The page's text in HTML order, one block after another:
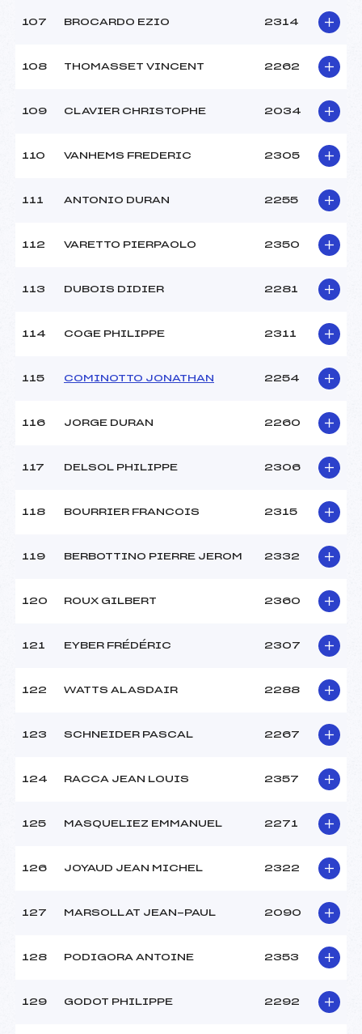
107 BROCARDO EZIO 2314
108 THOMASSET VINCENT 2262
109 CLAVIER CHRISTOPHE 2034
110 VANHEMS FREDERIC 2305
111 ANTONIO DURAN 2255
112 VARETTO PIERPAOLO 2350
113 DUBOIS DIDIER 2281
114 COGE PHILIPPE 2311
115 COMINOTTO JONATHAN 2254
116 JORGE DURAN 2260
117 DELSOL PHILIPPE 2306
118 BOURRIER FRANCOIS 2315
119 BERBOTTINO PIERRE JEROM 2332
120 ROUX GILBERT 2360
121 EYBER FRÉDÉRIC 2307
122 WATTS ALASDAIR 2288
123 SCHNEIDER PASCAL 2267
124 RACCA JEAN LOUIS 2357
125 MASQUELIEZ EMMANUEL 2271
126 JOYAUD JEAN MICHEL 2322
127 MARSOLLAT JEAN-PAUL 2090
128 PODIGORA ANTOINE 2353
129 GODOT PHILIPPE 2292